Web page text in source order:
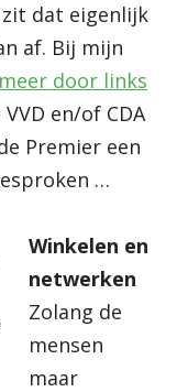
dat eigenlijk
af. Bij mijn
door links
en/of CDA
Premier een
…
Winkelen en
netwerken
Zolang de
mensen
maar